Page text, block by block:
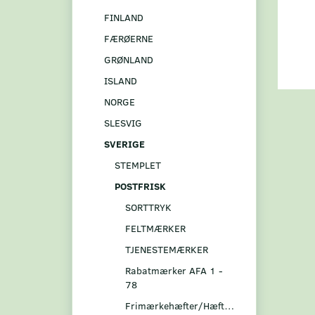
FINLAND
FÆRØERNE
GRØNLAND
ISLAND
NORGE
SLESVIG
SVERIGE
STEMPLET
POSTFRISK
SORTTRYK
FELTMÆRKER
TJENESTEMÆRKER
Rabatmærker AFA 1 -
78
Frimærkehæfter/Hæftesammentryk